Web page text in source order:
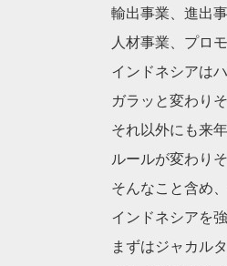
輸出事業、進出
人材事業、プロ
インドネシアは
ガラッと変わりそ
それ以外にも来
ルールが変わり
そんなこと含め
インドネシアを
まずはジャカル